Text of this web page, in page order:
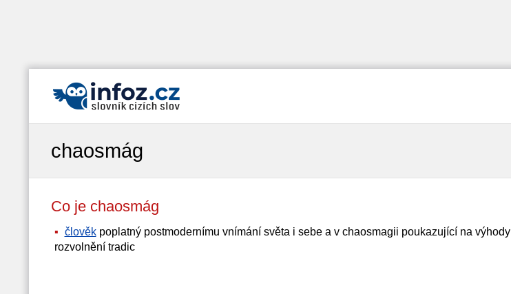
chaosmág
Co je chaosmág
člověkpoplatný postmodernímu vnímání světa i sebe a v chaosmagii poukazující na výhody
rozvolnění tradic